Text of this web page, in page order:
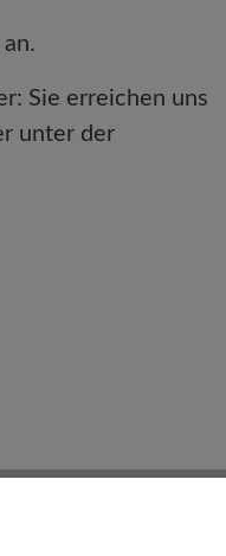
Sie erreichen uns
unter der